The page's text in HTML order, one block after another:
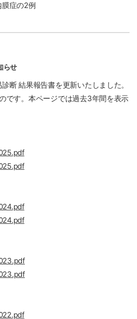
膜症の2例
らせ
断 結果報告書を更新いたしました。
です。本ページでは過去3年間を表示